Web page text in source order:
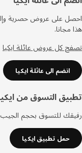
على عروض حصرية وإلهام
كل عروض عائلة ايكيا
انضم الى عائلة ايكيا
التسوق من ايكيا
للتسوق بحجم الجيب
حمل تطبيق ايكيا